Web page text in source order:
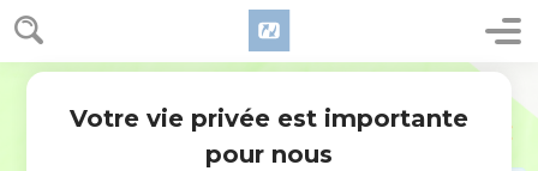
1 Samuel 13
17 Un jour, une troupe spécialement entraînée pour détruire
sort du camp des Philistins. Elle se divise en trois équipes. La
première équipe va vers Ofra, dans la région de Choual.
La deuxième va vers Beth-Horon, la troisième va vers la
frontière, qui passe au-dessus de la vallée des Hyènes, du
Votre vie privée est importante
pour nous